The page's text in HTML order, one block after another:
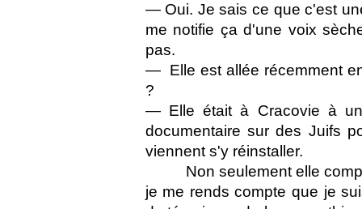
— Oui. Je sais ce que c'est
me notifie ça d'une voix
pas.
— Elle est allée récemment
?
— Elle était à Cracovie à
documentaire sur des Juifs
viennent s'y réinstaller.
Non seulement elle
je me rends compte que je